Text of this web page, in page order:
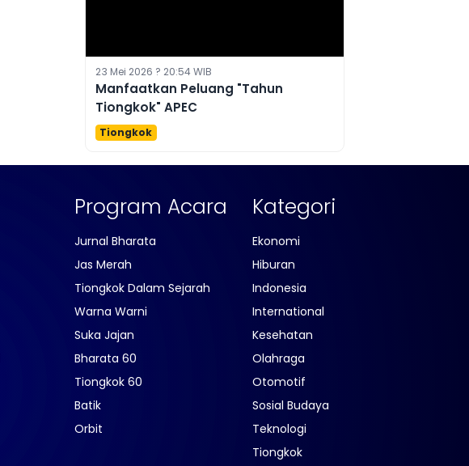
23 Mei 2026 ? 20:54 WIB
Manfaatkan Peluang "Tahun
Tiongkok" APEC
Tiongkok
Program Acara
Jurnal Bharata
Jas Merah
Tiongkok Dalam Sejarah
Warna Warni
Suka Jajan
Bharata 60
Tiongkok 60
Batik
Orbit
Kategori
Ekonomi
Hiburan
Indonesia
International
Kesehatan
Olahraga
Otomotif
Sosial Budaya
Teknologi
Tiongkok